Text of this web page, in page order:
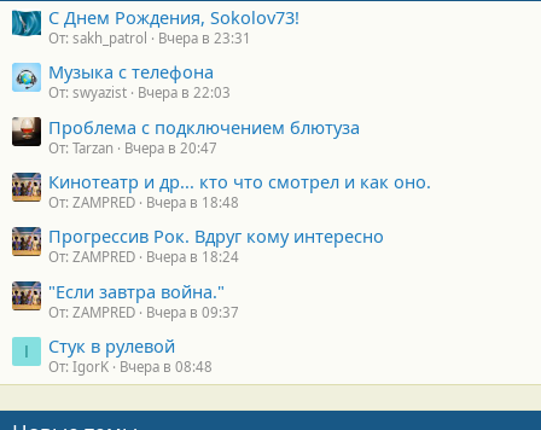
С Днем Рождения, Sokolov73!
От: sakh_patrol Вчера в 23:31
Музыка с телефона
От: swyazist Вчера в 22:03
Проблема с подключением блютуза
От: Tarzan Вчера в 20:47
Кинотеатр и др... кто что смотрел и как оно.
От: ZAMPRED Вчера в 18:48
Прогрессив Рок. Вдруг кому интересно
От: ZAMPRED Вчера в 18:24
"Если завтра война."
От: ZAMPRED Вчера в 09:37
I Стук в рулевой
От: IgorK Вчера в 08:48